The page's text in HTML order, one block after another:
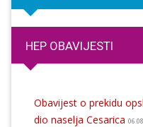
HEP OBAVIJESTI
Obavijest o prekidu
dio naselja Cesarica